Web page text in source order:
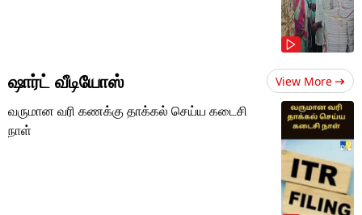
ஷார்ட் வீடியோஸ் View More
வருமான வரி கணக்கு தாக்கல் செய்ய கடைசி
நாள்